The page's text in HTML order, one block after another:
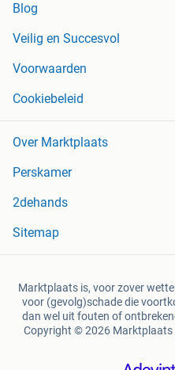
Blog
Veilig en Succesvol
Voorwaarden
Cookiebeleid
Over Marktplaats
Perskamer
2dehands
Sitemap
Marktplaats is, voor zover
voor (gevolg)schade die
dan wel uit fouten of
Copyright © 2026 Marktplaats